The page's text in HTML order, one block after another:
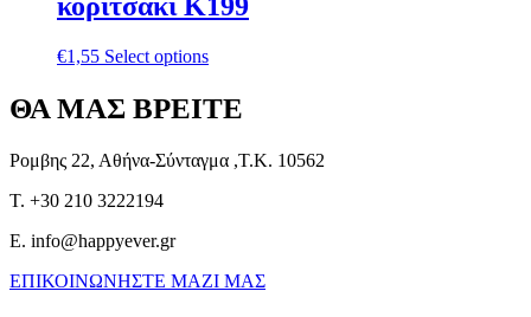
€1,55 Select options
ΘΑ ΜΑΣ ΒΡΕΙΤΕ
Ρομβης 22, Αθήνα-Σύνταγμα ,Τ.Κ. 10562
T. +30 210 3222194
E. info@happyever.gr
ΕΠΙΚΟΙΝΩΝΗΣΤΕ ΜΑΖΙ ΜΑΣ